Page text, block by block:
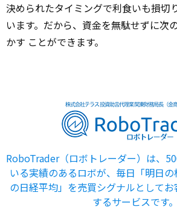
決められたタイミングで利食いも損切
います。だから、資金を無駄せずに次
かす ことができます。
RoboTrader（ロボトレーダー）は、
いる実績のあるロボが、毎日「明日
の日経平均」を売買シグナルとして
するサービスです。